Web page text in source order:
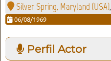
Silver Spring, Maryland (USA),
06/08/1969
Perfil Actor